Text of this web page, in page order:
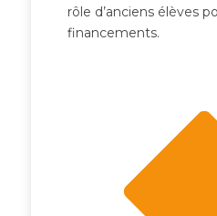
rôle d’anciens élèves
financements.